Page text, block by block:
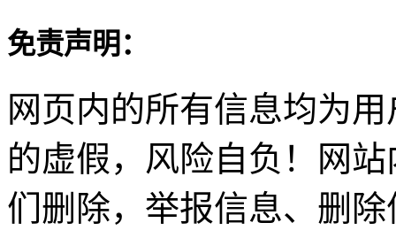
免责声明：
网页内的所有信息均为
的虚假，风险自负！网
们删除，举报信息、删